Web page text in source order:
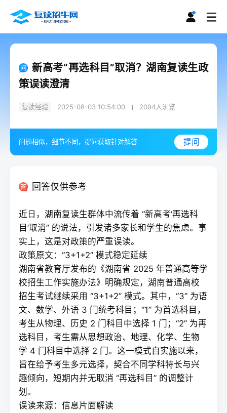
新高考“再选科目”取消？湖南复读生政
策误读澄清
复读经验 2025-08-03 10:54:00 2094人浏览
问题相似，细节不同，提问获取针对解答 提问
回答仅供参考
近日，湖南复读生群体中流传着 “新高考‘再选科
目’取消” 的说法，引发诸多家长和学生的焦虑。事
实上，这是对政策的严重误读。
政策原文：“3+1+2” 模式稳定延续
湖南省教育厅发布的《湖南省 2025 年普通高等学
校招生工作实施办法》明确规定，湖南普通高校
招生考试继续采用 “3+1+2” 模式。其中，“3” 为语
文、数学、外语 3 门统考科目；“1” 为首选科目，
考生从物理、历史 2 门科目中选择 1 门；“2” 为再
选科目，考生需从思想政治、地理、化学、生物
学 4 门科目中选择 2 门。这一模式自实施以来，
旨在给予考生多元选择，契合不同学科特长与兴
趣倾向，短期内并无取消 “再选科目” 的调整计
划。
误读来源：信息片面解读